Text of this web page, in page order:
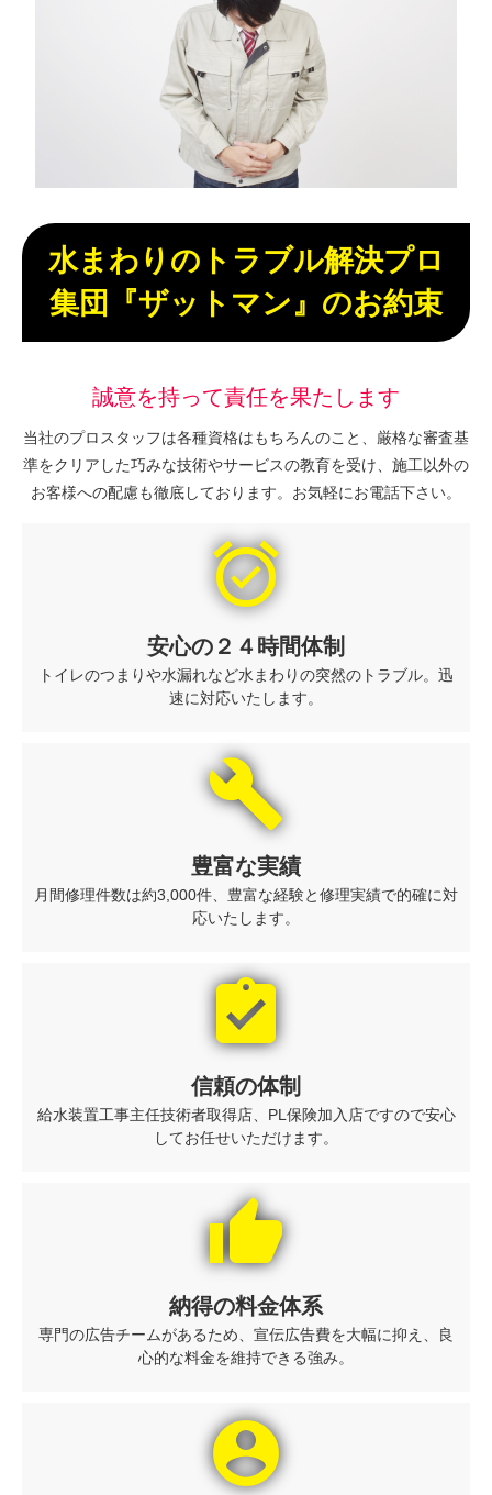
水まわりのトラブル解決プロ
集団『ザットマン』のお約束
誠意を持って責任を果たします
当社のプロスタッフは各種資格はもちろんのこと、厳格な審査基
準をクリアした巧みな技術やサービスの教育を受け、施工以外の
お客様への配慮も徹底しております。お気軽にお電話下さい。
alarm_on
安心の２４時間体制
トイレのつまりや水漏れなど水まわりの突然のトラブル。迅
速に対応いたします。
build
豊富な実績
月間修理件数は約3,000件、豊富な経験と修理実績で的確に対
応いたします。
assignment_turned_in
信頼の体制
給水装置工事主任技術者取得店、PL保険加入店ですので安心
してお任せいただけます。
thumb_up
納得の料金体系
専門の広告チームがあるため、宣伝広告費を大幅に抑え、良
心的な料金を維持できる強み。
account_circle